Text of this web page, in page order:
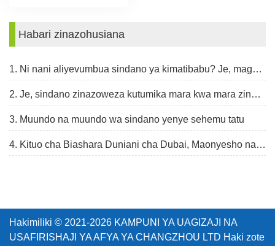
Habari zinazohusiana
1. Ni nani aliyevumbua sindano ya kimatibabu? Je, mageuko ya sindano ni yapi?
2. Je, sindano zinazoweza kutumika mara kwa mara zinaweza kutumika mara kwa mara?
3. Muundo na muundo wa sindano yenye sehemu tatu
4. Kituo cha Biashara Duniani cha Dubai, Maonyesho na Bunge la Afya la Kiarabu, Januari 30 - Februari 2, 2023
Hakimiliki © 2021-2026 KAMPUNI YA UAGIZAJI NA
USAFIRISHAJI YA AFYA YA CHANGZHOU LTD Haki zote